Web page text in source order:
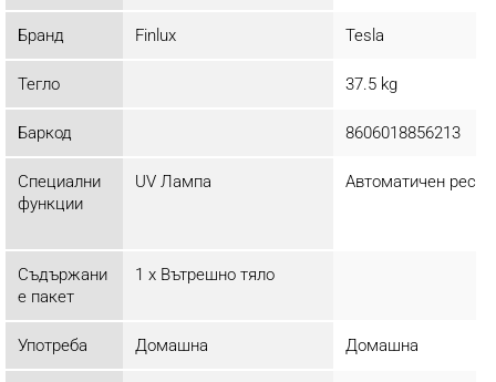
Бранд Finlux Tesla
Тегло 37.5 kg
Баркод 8606018856213
Специални
функции
UV Лампа Автоматичен
Съдържани
е пакет
1 x Вътрешно тяло
Употреба Домашна Домашна